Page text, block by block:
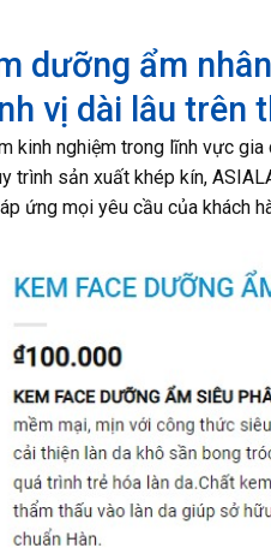
dưỡng ẩm
vị dài lâu trên
kinh nghiệm trong lĩnh vực
trình sản xuất khép kín,
ứng mọi yêu cầu của khách